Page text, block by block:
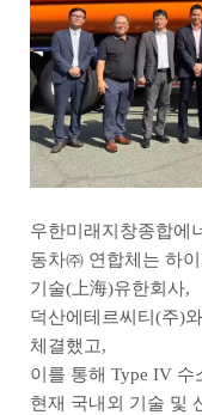
우한미래지창종합에
동차㈜ 연합체는 하
기술(上海)유한회사,
덕산에테르씨티(주)
체결했고,
이를 통해 Type IV 수
현재 국내외 기술 및